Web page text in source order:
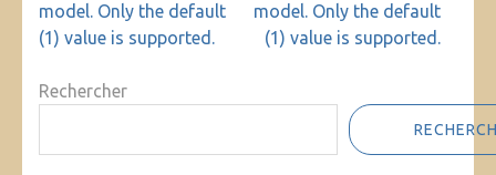
model. Only the default
(1) value is supported.
model. Only the default
(1) value is supported.
Rechercher